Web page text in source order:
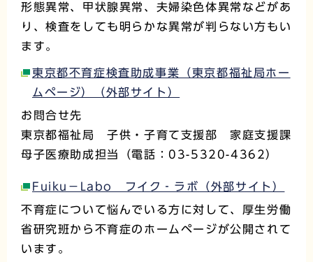
形態異常、甲状腺異常、夫婦染色体異常などがあ
り、検査をしても明らかな異常が判らない方もい
ます。
東京都不育症検査助成事業（東京都福祉局ホー
ムページ）（外部サイト）
お問合せ先
東京都福祉局 子供・子育て支援部 家庭支援課
母子医療助成担当（電話：03-5320-4362）
Fuiku－Labo フイク‐ラボ（外部サイト）
不育症について悩んでいる方に対して、厚生労働
省研究班から不育症のホームページが公開されて
います。